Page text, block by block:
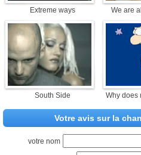
Extreme ways We are
South Side Why does
Votre avis sur la
votre nom